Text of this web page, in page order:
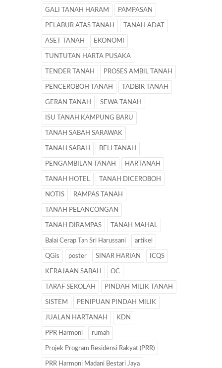
GALI TANAH HARAM PAMPASAN
PELABUR ATAS TANAH TANAH ADAT
ASET TANAH EKONOMI
TUNTUTAN HARTA PUSAKA
TENDER TANAH PROSES AMBIL TANAH
PENCEROBOH TANAH TADBIR TANAH
GERAN TANAH SEWA TANAH
ISU TANAH KAMPUNG BARU
TANAH SABAH SARAWAK
TANAH SABAH BELI TANAH
PENGAMBILAN TANAH HARTANAH
TANAH HOTEL TANAH DICEROBOH
NOTIS RAMPAS TANAH
TANAH PELANCONGAN
TANAH DIRAMPAS TANAH MAHAL
Balai Cerap Tan Sri Harussani artikel
QGis poster SINAR HARIAN ICQS
KERAJAAN SABAH OC
TARAF SEKOLAH PINDAH MILIK TANAH
SISTEM PENIPUAN PINDAH MILIK
JUALAN HARTANAH KDN
PPR Harmoni rumah
Projek Program Residensi Rakyat (PRR)
PRR Harmoni Madani Bestari Jaya